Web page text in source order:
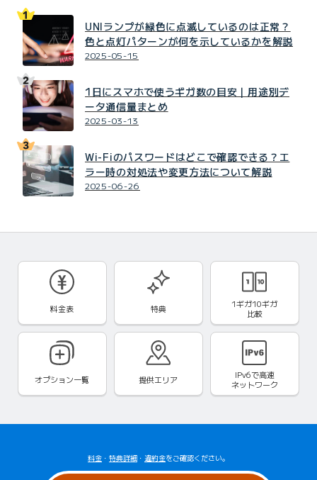
UNIランプが緑色に点滅しているのは正常？
色と点灯パターンが何を示しているかを解説
2025-05-15
1日にスマホで使うギガ数の目安｜用途別デ
ータ通信量まとめ
2025-03-13
Wi-Fiのパスワードはどこで確認できる？エ
ラー時の対処法や変更方法について解説
2025-06-26
料金表 特典
1ギガ10ギガ
比較
オプション一覧 提供エリア IPv6で高速
ネットワーク
料金 ・ 特典詳細 ・ 違約金をご確認ください。